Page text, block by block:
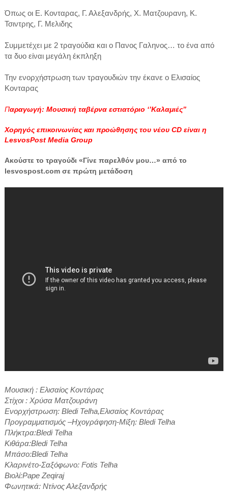
Όπως οι Ε. Κονταρας, Γ. Αλεξανδρής, Χ. Ματζουρανη, Κ.
Τσιντρης, Γ. Μελιδης
Συμμετέχει με 2 τραγούδια και ο Πανος Γαληνος… το ένα από
τα δυο είναι μεγάλη έκπληξη
Την ενορχήστρωση των τραγουδιών την έκανε ο Ελισαίος
Κονταρας
Παραγωγή: Μουσική ταβέρνα εστιατόριο ‘’Καλαμιές’’
Χορηγός επικοινωνίας και προώθησης του νέου CD είναι η
LesvosPost Media Group
Ακούστε το τραγούδι «Γίνε παρελθόν μου…» από το
lesvospost.com σε πρώτη μετάδοση
Μουσική : Ελισαίος Κοντάρας
Στίχοι : Χρύσα Ματζουράνη
Ενορχήστρωση: Bledi Telha,Ελισαίος Κοντάρας
Προγραμματισμός –Ηχογράφηση-Μίξη: Bledi Telha
Πλήκτρα:Bledi Telha
Kιθάρα:Bledi Telha
Μπάσο:Bledi Telha
Κλαρινέτο-Σαξόφωνο: Fotis Telha
Βιολί:Pape Zeqiraj
Φωνητικά: Ντίνος Αλεξανδρής